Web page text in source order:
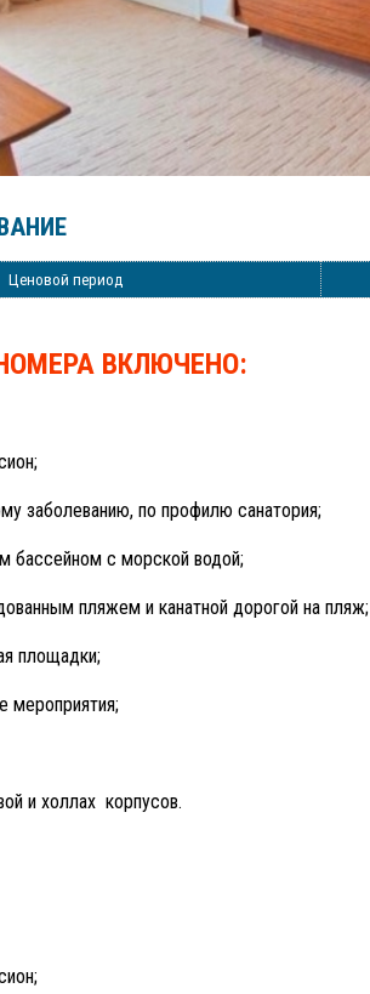
Ценовой период
ВКЛЮЧЕНО:
заболеванию, по профилю санатория;
бассейном с морской водой;
пляжем и канатной дорогой на пляж;
площадки;
мероприятия;
и холлах корпусов.